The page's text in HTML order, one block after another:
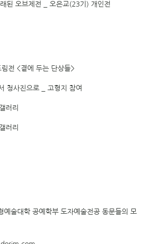
된 오브제전 _ 오은교(23기) 개인전
전 <곁에 두는 단상들>
청사진으로 _ 고형지 참여
러리
러리
예술대학 공예학부 도자예술전공 동문들의 모